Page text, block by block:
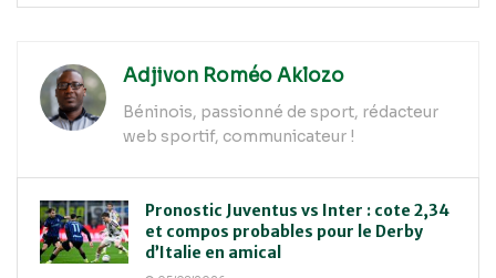
Adjivon Roméo Aklozo
Béninois, passionné de sport, rédacteur
web sportif, communicateur !
Pronostic Juventus vs Inter : cote 2,34
et compos probables pour le Derby
d’Italie en amical